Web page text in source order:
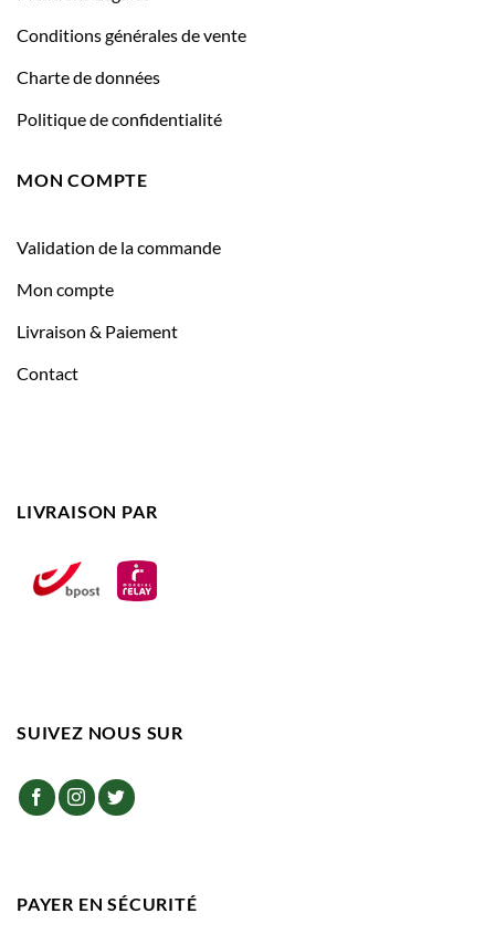
Conditions générales de vente
Charte de données
Politique de confidentialité
MON COMPTE
Validation de la commande
Mon compte
Livraison & Paiement
Contact
LIVRAISON PAR
SUIVEZ NOUS SUR
PAYER EN SÉCURITÉ